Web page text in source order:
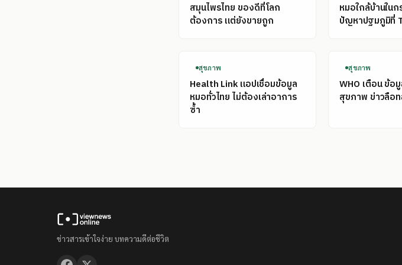
สมุนไพรไทย ของดีที่โลก
ต้องการ แต่ยังขายถูก
หมอใกล้บ้านใน
ปัญหาปฐมภูมิที่
สุขภาพ
Health Link แอปเชื่อมข้อมูล
หมอทั่วไทย ไม่ต้องเล่าอาการ
ซ้ำ
สุขภาพ
WHO เตือน ข้อ
สุขภาพ ข่าวลือ
ข่าวสารเข้าใจง่าย บทความดีต่อชีวิต